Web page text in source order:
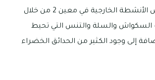
يمكن القيام ببعض الأنشطة الخارجية في معين 2 من خلال
السكواش والسلة والتنس التي تحيط
إلى وجود الكثير من الحدائق الخضراء